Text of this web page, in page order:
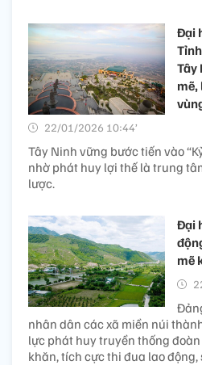
Đại
Tây
mẽ,
22/01/2026 10:44’
Tây Ninh vững bước tiến vào
nhờ phát huy lợi thế là trung
lược.
Đại
mẽ
nhân dân các xã miền núi
lực phát huy truyền thống
khăn, tích cực thi đua lao động,